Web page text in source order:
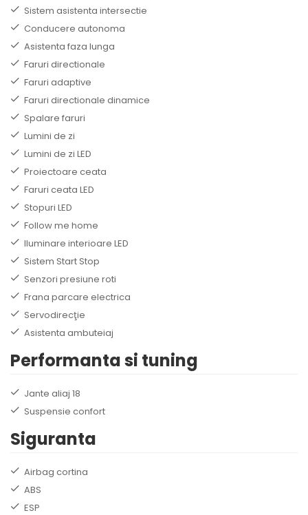
Sistem asistenta intersectie
Conducere autonoma
Asistenta faza lunga
Faruri directionale
Faruri adaptive
Faruri directionale dinamice
Spalare faruri
Lumini de zi
Lumini de zi LED
Proiectoare ceata
Faruri ceata LED
Stopuri LED
Follow me home
Iluminare interioare LED
Sistem Start Stop
Senzori presiune roti
Frana parcare electrica
Servodirecţie
Asistenta ambuteiaj
Performanta si tuning
Jante aliaj 18
Suspensie confort
Siguranta
Airbag cortina
ABS
ESP